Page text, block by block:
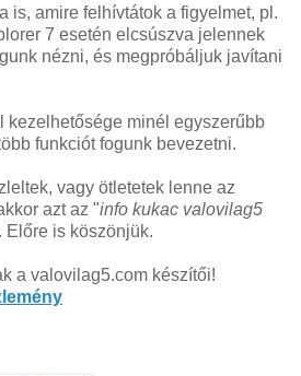
is, amire felhívtátok a figyelmet, pl.
7 esetén elcsúszva jelennek
nézni, és megpróbáljuk javítani
kezelhetősége minél egyszerűbb
funkciót fogunk bevezetni.
vagy ötletetek lenne az
azt az "info kukac valovilag5
Előre is köszönjük.
a valovilag5.com készítői!